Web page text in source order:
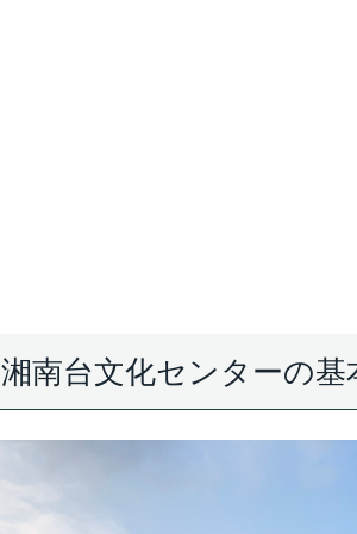
湘南台文化センターの基